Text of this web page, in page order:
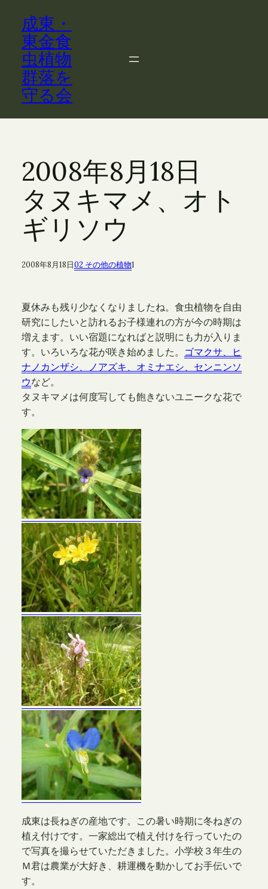
成東・
東金食
虫植物
群落を
守る会
2008年8月18日
タヌキマメ、オト
ギリソウ
2008年8月18日02 その他の植物1
夏休みも残り少なくなりましたね。食虫植物を自由
研究にしたいと訪れるお子様連れの方が今の時期は
増えます。いい宿題になればと説明にも力が入りま
す。いろいろな花が咲き始めました。 ゴマクサ、ヒ
ナノカンザシ、ノアズキ、オミナエシ、センニンソ
ウなど。
タヌキマメは何度写しても飽きないユニークな花で
す。
成東は長ねぎの産地です。この暑い時期に冬ねぎの
植え付けです。一家総出で植え付けを行っていたの
で写真を撮らせていただきました。小学校３年生の
Ｍ君は農業が大好き、耕運機を動かしてお手伝いで
す。